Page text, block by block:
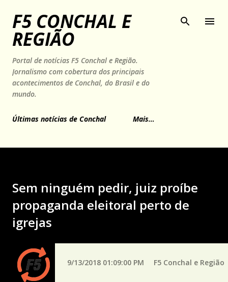
Pular para o conteúdo principal
F5 CONCHAL E
REGIÃO
Portal de notícias F5 Conchal e Região.
Jornalismo com cobertura dos principais
acontecimentos de Conchal, do Brasil e do
mundo.
Últimas notícias de Conchal Mais…
Sem ninguém pedir, juiz proíbe
propaganda eleitoral perto de
igrejas
9/13/2018 01:09:00 PM F5 Conchal e Região